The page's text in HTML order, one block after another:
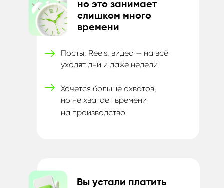
но это занимает
слишком много
времени
Посты, Reels, видео — на всё
уходят дни и даже недели
Хочется больше охватов,
но не хватает времени
на производство
Вы устали платить